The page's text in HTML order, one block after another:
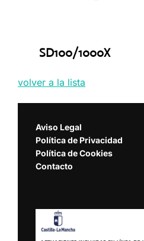
SD100/1000X
volver a la lista
Aviso Legal
Política de Privacidad
Política de Cookies
Contacto